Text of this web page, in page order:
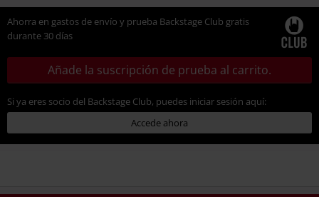
Ahorra en gastos de envío y prueba Backstage Club gratis
durante 30 días
Añade la suscripción de prueba al carrito.
Si ya eres socio del Backstage Club, puedes iniciar sesión aquí:
Accede ahora